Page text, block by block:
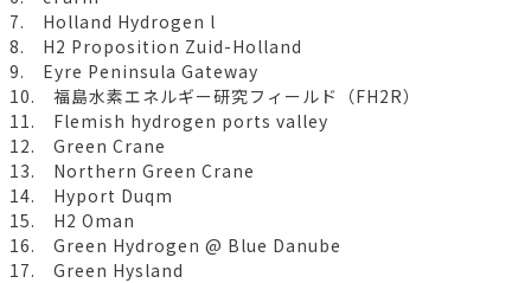
7. Holland Hydrogen l
8. H2 Proposition Zuid-Holland
9. Eyre Peninsula Gateway
10. 福島水素エネルギー研究フィールド（FH2R）
11. Flemish hydrogen ports valley
12. Green Crane
13. Northern Green Crane
14. Hyport Duqm
15. H2 Oman
16. Green Hydrogen @ Blue Danube
17. Green Hysland